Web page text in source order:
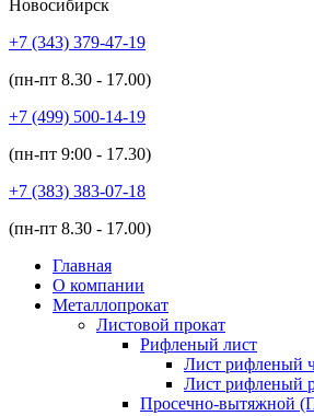
Новосибирск
+7 (343) 379-47-19
(пн-пт 8.30 - 17.00)
+7 (499) 500-14-19
(пн-пт 9:00 - 17.30)
+7 (383) 383-07-18
(пн-пт 8.30 - 17.00)
Главная
О компании
Металлопрокат
Листовой прокат
Рифленый лист
Лист рифленый
Лист рифленый
Просечно-вытяжной